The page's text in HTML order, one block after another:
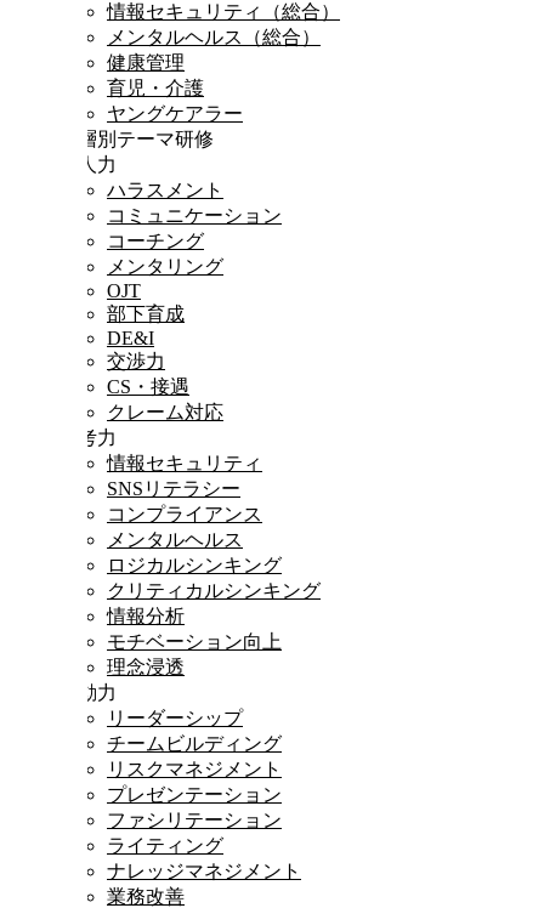
情報セキュリティ（総合）
メンタルヘルス（総合）
健康管理
育児・介護
ヤングケアラー
階層別テーマ研修
対人力
ハラスメント
コミュニケーション
コーチング
メンタリング
OJT
部下育成
DE&I
交渉力
CS・接遇
クレーム対応
思考力
情報セキュリティ
SNSリテラシー
コンプライアンス
メンタルヘルス
ロジカルシンキング
クリティカルシンキング
情報分析
モチベーション向上
理念浸透
行動力
リーダーシップ
チームビルディング
リスクマネジメント
プレゼンテーション
ファシリテーション
ライティング
ナレッジマネジメント
業務改善